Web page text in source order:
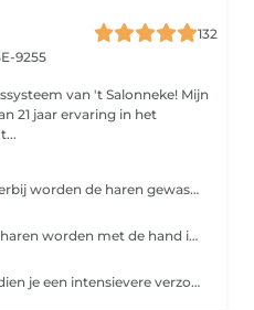
132
9255
van 't Salonneke! Mijn
21 jaar ervaring in het
Incl. wassen en conditioner. Hierbij worden de haren gewassen en geknipt maar niet gedroogd. Indien je een intensievere verzorging wenst, gelieve deze apart bij te boeken bij de categorie "intensieve verzorging".
Incl. wassen en verzorging. De haren worden met de hand in hun natuurlijke val gedroogd zonder borstels te gebruiken. Indien je een intensieve verzorging wenst, gelieve deze dan apart bij te boeken bij de categorie " intensieve verzorging".
Incl. wassen en conditioner. Indien je een intensievere verzorging wenst, gelieve deze dan apart bij te boeken bij de categorie "intensieve verzorging".